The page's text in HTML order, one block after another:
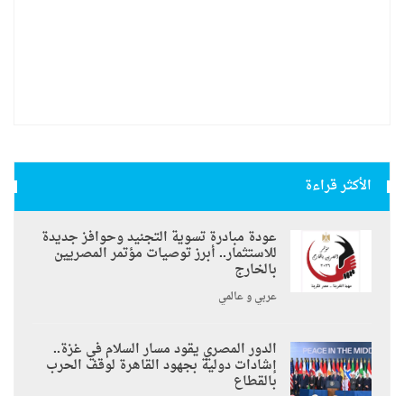
الأكثر قراءة
عودة مبادرة تسوية التجنيد وحوافز جديدة
للاستثمار.. أبرز توصيات مؤتمر المصريين
بالخارج
عربي و عالمي
الدور المصري يقود مسار السلام في غزة..
إشادات دولية بجهود القاهرة لوقف الحرب
بالقطاع